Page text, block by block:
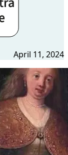
April 11, 2024